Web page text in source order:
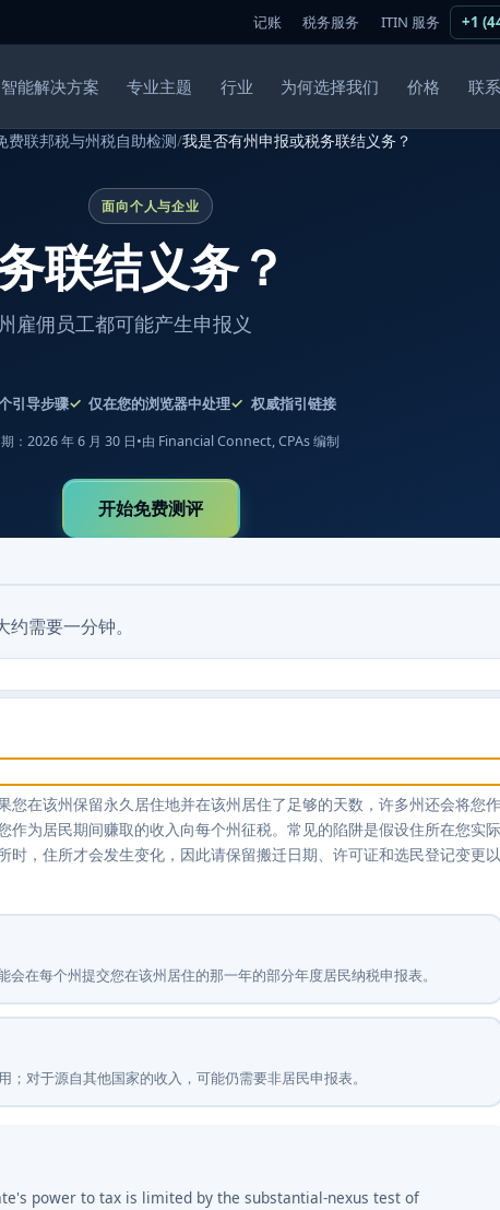
记账 税务服务 ITIN 服务 +1
智能解决方案 专业主题 行业 为何选择我们 价格 联
费联邦税与州税自助检测/我是否有州申报或税务联结义务？
面向个人与企业
联结义务？
雇佣员工都可能产生申报义
引导步骤 仅在您的浏览器中处理 权威指引链接
：2026 年 6 月 30 日•由 Financial Connect, CPAs 编制
开始免费测评
需要一分钟。
在该州保留永久居住地并在该州居住了足够的天数，许多州还会将您作
为居民期间赚取的收入向每个州征税。常见的陷阱是假设住所在您实际
，住所才会发生变化，因此请保留搬迁日期、许可证和选民登记变更以
在每个州提交您在该州居住的那一年的部分年度居民纳税申报表。
对于源自其他国家的收入，可能仍需要非居民申报表。
power to tax is limited by the substantial-nexus test of